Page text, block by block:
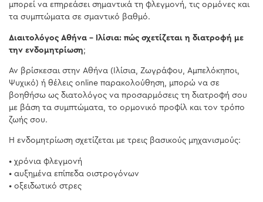
μπορεί να επηρεάσει σημαντικά τη φλεγμονή, τις ορμόνες και
τα συμπτώματα σε σμαντικό βαθμό.
Διαιτολόγος Αθήνα – Ιλίσια: πώς σχετίζεται η διατροφή με
την ενδομητρίωση;
Αν βρίσκεσαι στην Αθήνα (Ιλίσια, Ζωγράφου, Αμπελόκηποι,
Ψυχικό) ή θέλεις online παρακολούθηση, μπορώ να σε
βοηθήσω ως διατoλόγος να προσαρμόσεις τη διατροφή σου
με βάση τα συμπτώματα, το ορμονικό προφίλ και τον τρόπο
ζωής σου.
Η ενδομητρίωση σχετίζεται με τρεις βασικούς μηχανισμούς:
• χρόνια φλεγμονή
• αυξημένα επίπεδα οιστρογόνων
• οξειδωτικό στρες